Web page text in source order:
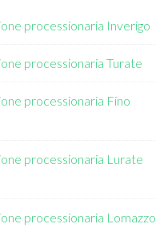
processionaria Inverigo
processionaria Turate
processionaria Fino
processionaria Lurate
processionaria Lomazzo